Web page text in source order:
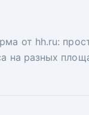
от hh.ru:
на разных
вакансий на
ключ.